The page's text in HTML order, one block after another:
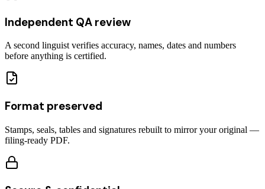
Independent QA review
A second linguist verifies accuracy, names, dates and numbers
before anything is certified.
Format preserved
Stamps, seals, tables and signatures rebuilt to mirror your original —
filing-ready PDF.